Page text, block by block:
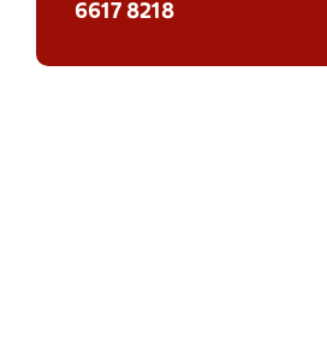
6617 8218